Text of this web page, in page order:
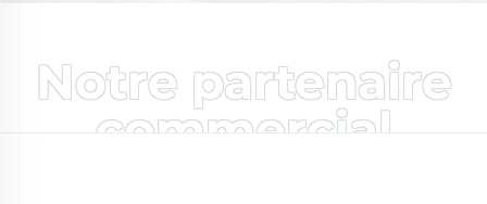
Notre partenaire
commercial